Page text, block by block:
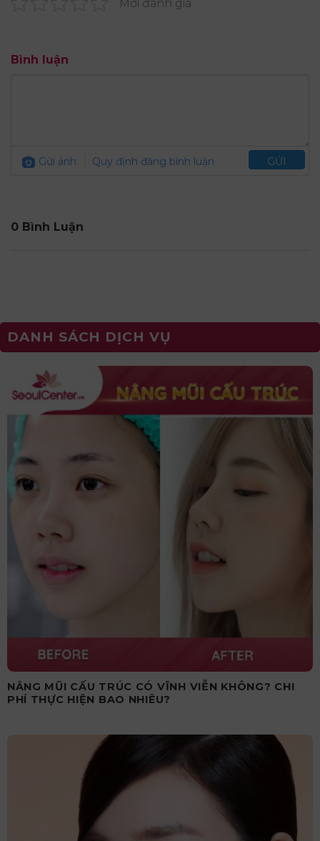
Mời đánh giá
Bình luận
Gửi ảnh Quy định đăng bình luận GỬI
0 Bình Luận
DANH SÁCH DỊCH VỤ
NÂNG MŨI CẤU TRÚC CÓ VĨNH VIỄN KHÔNG? CHI
PHÍ THỰC HIỆN BAO NHIÊU?